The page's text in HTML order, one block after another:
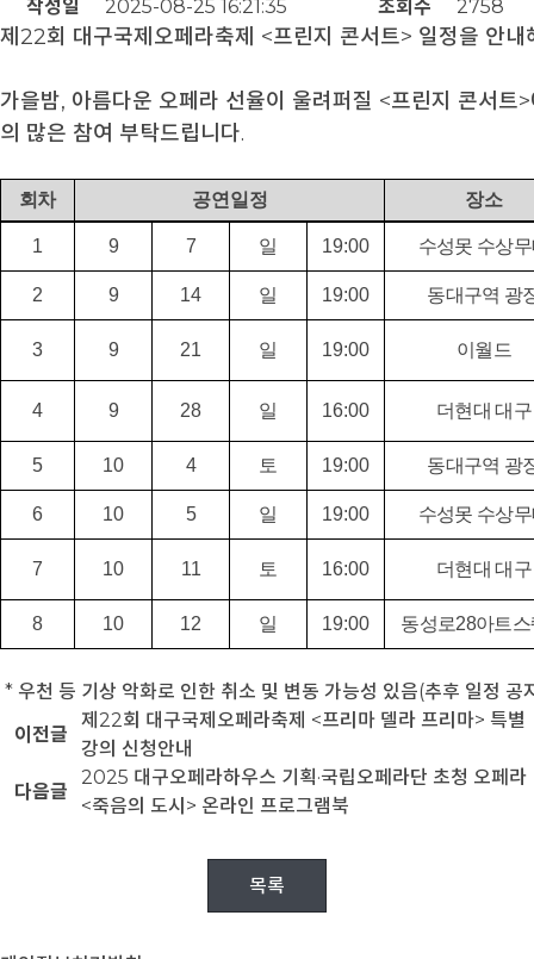
작성일
2025-08-25 16:21:35 조회수 2758
제22회 대구국제오페라축제 <프린지 콘서트> 일정을 안
가을밤, 아름다운 오페라 선율이 울려퍼질 <프린지 콘서트
의 많은 참여 부탁드립니다.
회차 공연일정 장소
1 9 7 일 19:00 수성못 수상
2 9 14 일 19:00 동대구역 광
3 9 21 일 19:00 이월드
4 9 28 일 16:00 더현대 대구
5 10 4 토 19:00 동대구역 광
6 10 5 일 19:00 수성못 수상
7 10 11 토 16:00 더현대 대구
8 10 12 일 19:00 동성로28아트
* 우천 등 기상 악화로 인한 취소 및 변동 가능성 있음(추후 일정 공
이전글
제22회 대구국제오페라축제 <프리마 델라 프리마> 특별
강의 신청안내
다음글
2025 대구오페라하우스 기획·국립오페라단 초청 오페라
<죽음의 도시> 온라인 프로그램북
목록